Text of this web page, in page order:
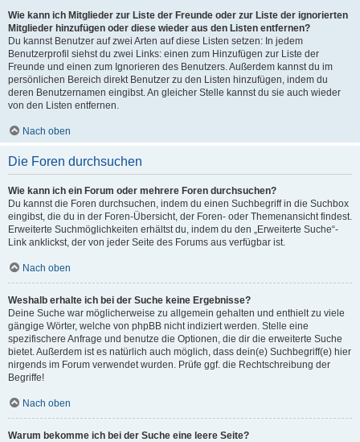
Wie kann ich Mitglieder zur Liste der Freunde oder zur Liste der ignorierten
Mitglieder hinzufügen oder diese wieder aus den Listen entfernen?
Du kannst Benutzer auf zwei Arten auf diese Listen setzen: In jedem
Benutzerprofil siehst du zwei Links: einen zum Hinzufügen zur Liste der
Freunde und einen zum Ignorieren des Benutzers. Außerdem kannst du im
persönlichen Bereich direkt Benutzer zu den Listen hinzufügen, indem du
deren Benutzernamen eingibst. An gleicher Stelle kannst du sie auch wieder
von den Listen entfernen.
Nach oben
Die Foren durchsuchen
Wie kann ich ein Forum oder mehrere Foren durchsuchen?
Du kannst die Foren durchsuchen, indem du einen Suchbegriff in die Suchbox
eingibst, die du in der Foren-Übersicht, der Foren- oder Themenansicht findest.
Erweiterte Suchmöglichkeiten erhältst du, indem du den „Erweiterte Suche“-
Link anklickst, der von jeder Seite des Forums aus verfügbar ist.
Nach oben
Weshalb erhalte ich bei der Suche keine Ergebnisse?
Deine Suche war möglicherweise zu allgemein gehalten und enthielt zu viele
gängige Wörter, welche von phpBB nicht indiziert werden. Stelle eine
spezifischere Anfrage und benutze die Optionen, die dir die erweiterte Suche
bietet. Außerdem ist es natürlich auch möglich, dass dein(e) Suchbegriff(e) hier
nirgends im Forum verwendet wurden. Prüfe ggf. die Rechtschreibung der
Begriffe!
Nach oben
Warum bekomme ich bei der Suche eine leere Seite?